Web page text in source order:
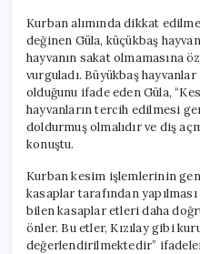
Kurban alımında dikkat
değinen Güla, küçükbaş
hayvanın sakat olmamasına
vurguladı. Büyükbaş
olduğunu ifade eden Güla,
hayvanların tercih edilmesi
doldurmuş olmalıdır ve diş
konuştu.
Kurban kesim işlemlerinin
kasaplar tarafından
bilen kasaplar etleri daha
önler. Bu etler, Kızılay gibi
değerlendirilmektedir”